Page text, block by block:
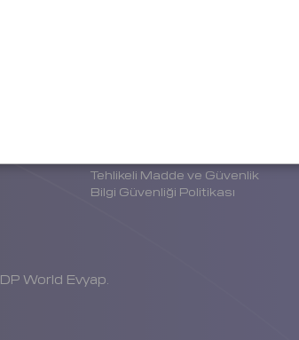
Tehlikeli Madde ve Güvenlik
Bilgi Güvenliği Politikası
DP World Evyap